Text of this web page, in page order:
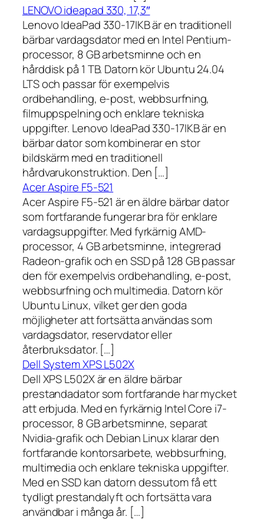
LENOVO ideapad 330, 17,3″
Lenovo IdeaPad 330-17IKB är en traditionell
bärbar vardagsdator med en Intel Pentium-
processor, 8 GB arbetsminne och en
hårddisk på 1 TB. Datorn kör Ubuntu 24.04
LTS och passar för exempelvis
ordbehandling, e-post, webbsurfning,
filmuppspelning och enklare tekniska
uppgifter. Lenovo IdeaPad 330-17IKB är en
bärbar dator som kombinerar en stor
bildskärm med en traditionell
hårdvarukonstruktion. Den […]
Acer Aspire F5-521
Acer Aspire F5-521 är en äldre bärbar dator
som fortfarande fungerar bra för enklare
vardagsuppgifter. Med fyrkärnig AMD-
processor, 4 GB arbetsminne, integrerad
Radeon-grafik och en SSD på 128 GB passar
den för exempelvis ordbehandling, e-post,
webbsurfning och multimedia. Datorn kör
Ubuntu Linux, vilket ger den goda
möjligheter att fortsätta användas som
vardagsdator, reservdator eller
återbruksdator. […]
Dell System XPS L502X
Dell XPS L502X är en äldre bärbar
prestandadator som fortfarande har mycket
att erbjuda. Med en fyrkärnig Intel Core i7-
processor, 8 GB arbetsminne, separat
Nvidia-grafik och Debian Linux klarar den
fortfarande kontorsarbete, webbsurfning,
multimedia och enklare tekniska uppgifter.
Med en SSD kan datorn dessutom få ett
tydligt prestandalyft och fortsätta vara
användbar i många år. […]